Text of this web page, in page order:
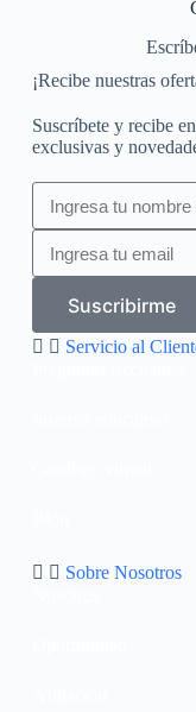
¡Recibe nuestras
Suscríbete y recibe
exclusivas y
Suscribirme
Servicio al
Sobre Nosotros